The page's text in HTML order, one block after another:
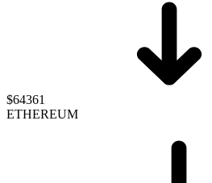
$64361
ETHEREUM